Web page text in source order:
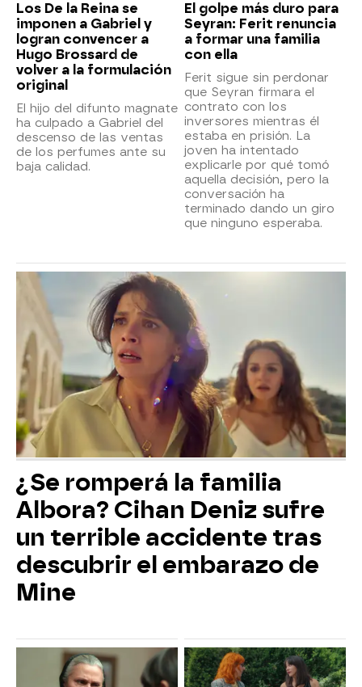
Los De la Reina se
imponen a Gabriel y
logran convencer a
Hugo Brossard de
volver a la formulación
original
El hijo del difunto magnate
ha culpado a Gabriel del
descenso de las ventas
de los perfumes ante su
baja calidad.
El golpe más duro para
Seyran: Ferit renuncia
a formar una familia
con ella
Ferit sigue sin perdonar
que Seyran firmara el
contrato con los
inversores mientras él
estaba en prisión. La
joven ha intentado
explicarle por qué tomó
aquella decisión, pero la
conversación ha
terminado dando un giro
que ninguno esperaba.
¿Se romperá la familia
Albora? Cihan Deniz sufre
un terrible accidente tras
descubrir el embarazo de
Mine